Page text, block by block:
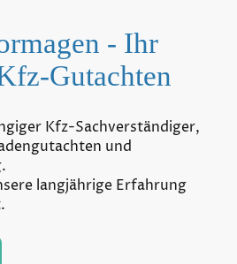
- Ihr
Gutachten
Kfz-Sachverständiger,
und
langjährige Erfahrung